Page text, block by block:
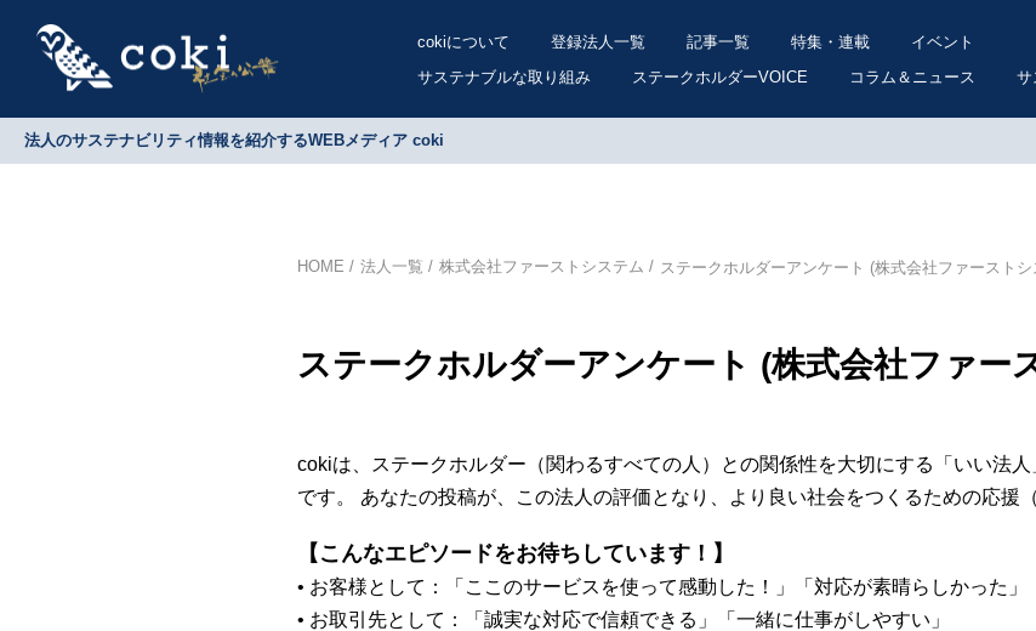
cokiについて 登録法人一覧 記事一覧 特集・連載
イベント
サステナブルな取り組み
ステークホルダーVOICE コラム＆ニュース サ
法人のサステナビリティ情報を紹介するWEBメディア coki
HOME 法人一覧 株式会社ファーストシステム ステークホルダーアンケート (株式会社ファーストシ
ステークホルダーアンケート (株式会社ファー
cokiは、ステークホルダー（関わるすべての人）との関係性を大切にする「いい法
です。 あなたの投稿が、この法人の評価となり、より良い社会をつくるための応援
【こんなエピソードをお待ちしています！】
• お客様として：「ここのサービスを使って感動した！」「対応が素晴らしかった」
• お取引先として：「誠実な対応で信頼できる」「一緒に仕事がしやすい」